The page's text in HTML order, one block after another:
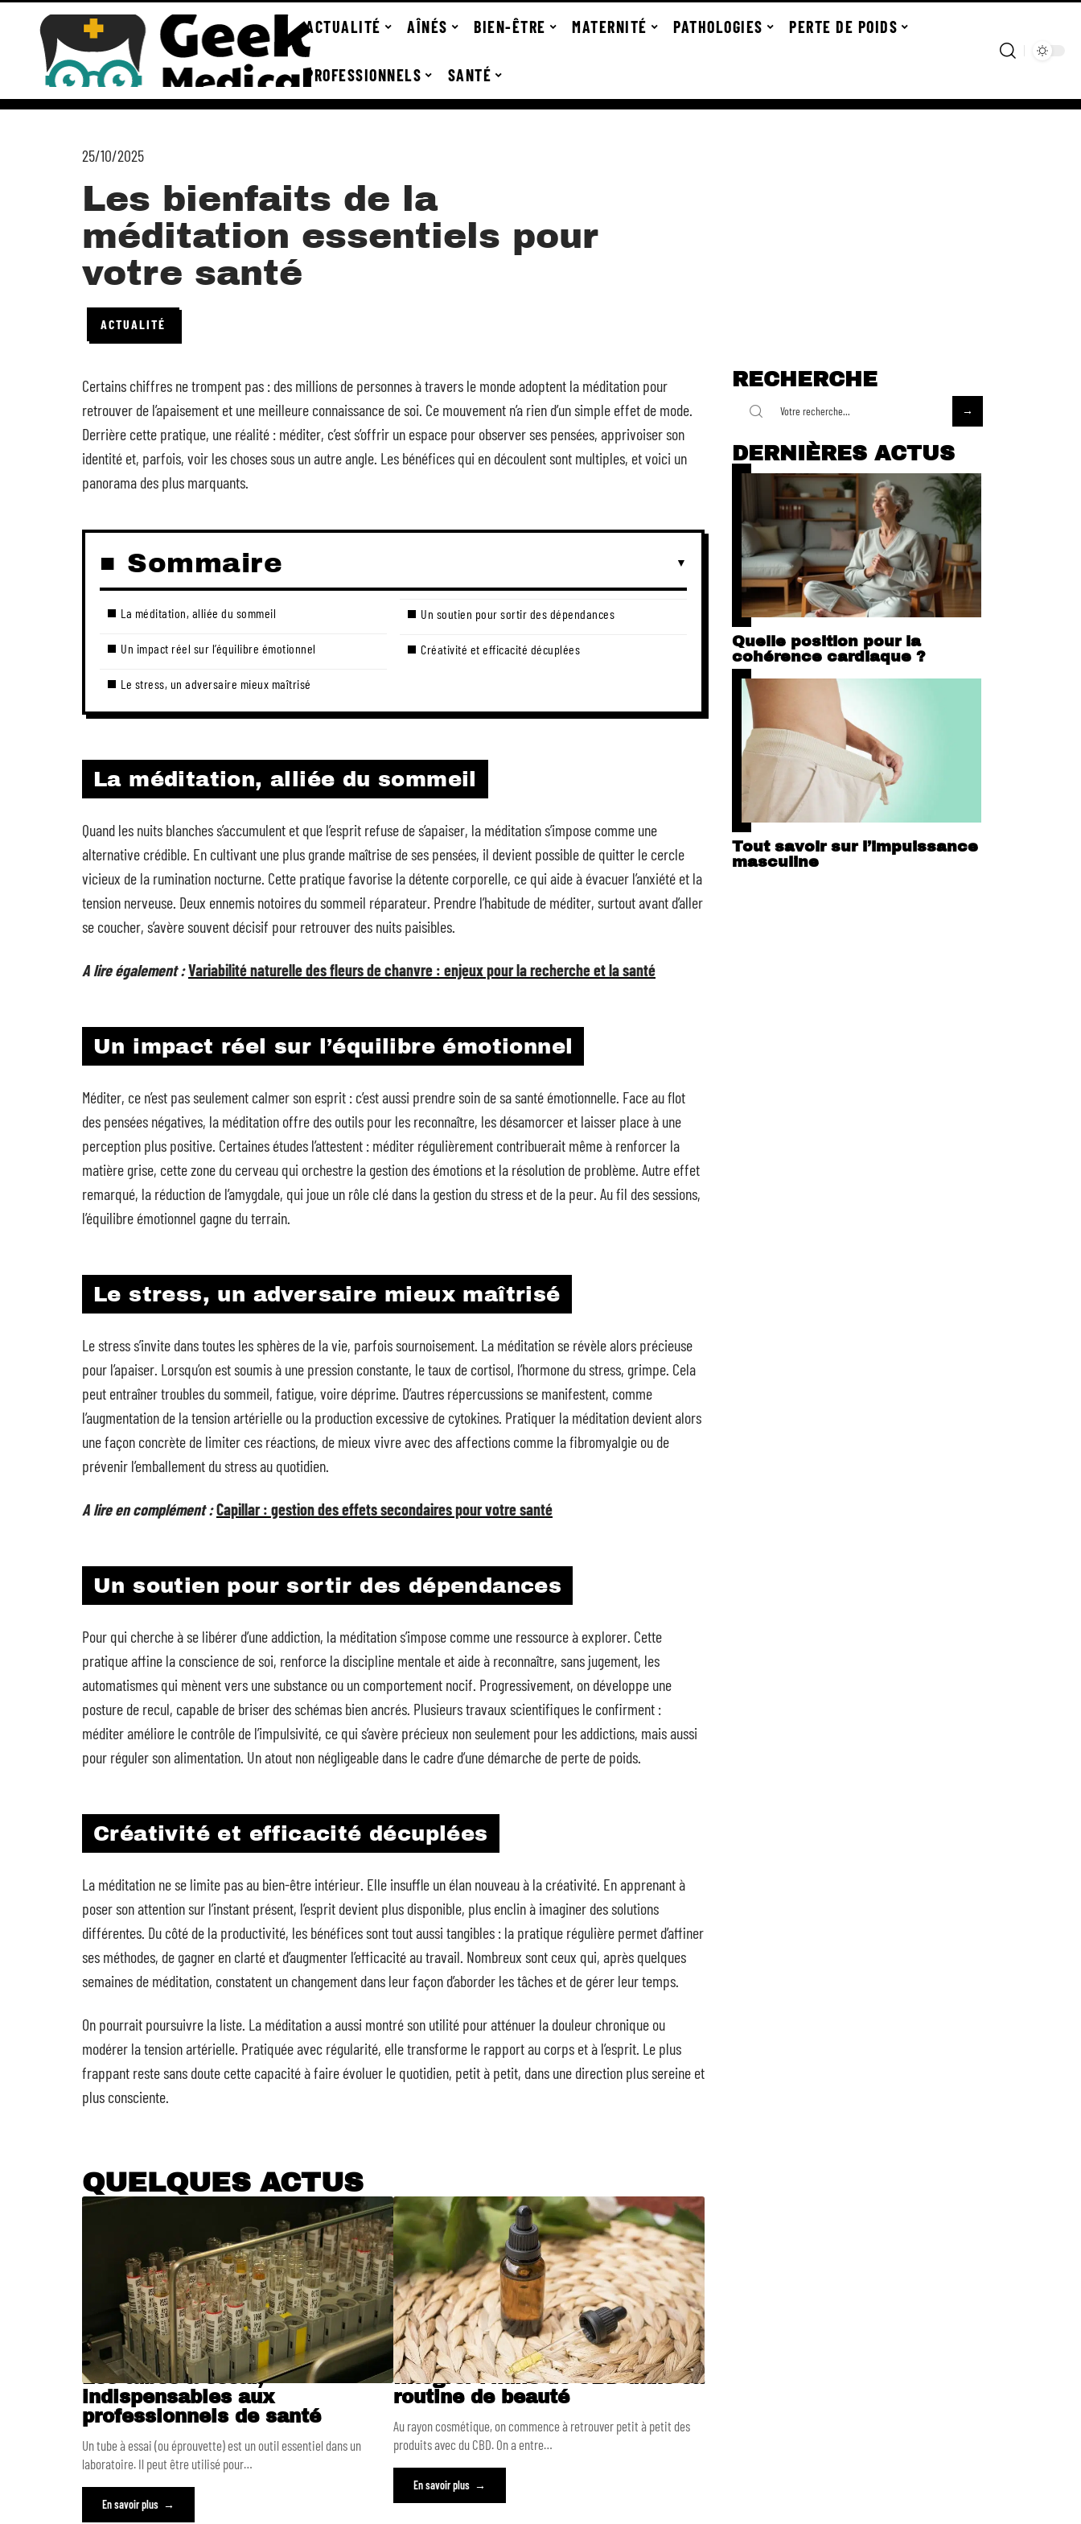
ACTUALITÉ AÎNÉS BIEN-ÊTRE MATERNITÉ PATHOLOGIES PERTE DE POIDS
PROFESSIONNELS SANTÉ
25/10/2025
Les bienfaits de la
méditation essentiels pour
votre santé
ACTUALITÉ
Certains chiffres ne trompent pas : des millions de personnes à travers le monde adoptent la méditation pour
retrouver de l’apaisement et une meilleure connaissance de soi. Ce mouvement n’a rien d’un simple effet de mode.
Derrière cette pratique, une réalité : méditer, c’est s’offrir un espace pour observer ses pensées, apprivoiser son
identité et, parfois, voir les choses sous un autre angle. Les bénéfices qui en découlent sont multiples, et voici un
panorama des plus marquants.
Sommaire
La méditation, alliée du sommeil
Un impact réel sur l’équilibre émotionnel
Le stress, un adversaire mieux maîtrisé
Un soutien pour sortir des dépendances
Créativité et efficacité décuplées
La méditation, alliée du sommeil
Quand les nuits blanches s’accumulent et que l’esprit refuse de s’apaiser, la méditation s’impose comme une
alternative crédible. En cultivant une plus grande maîtrise de ses pensées, il devient possible de quitter le cercle
vicieux de la rumination nocturne. Cette pratique favorise la détente corporelle, ce qui aide à évacuer l’anxiété et la
tension nerveuse. Deux ennemis notoires du sommeil réparateur. Prendre l’habitude de méditer, surtout avant d’aller
se coucher, s’avère souvent décisif pour retrouver des nuits paisibles.
A lire également :Variabilité naturelle des fleurs de chanvre : enjeux pour la recherche et la santé
Un impact réel sur l’équilibre émotionnel
Méditer, ce n’est pas seulement calmer son esprit : c’est aussi prendre soin de sa santé émotionnelle. Face au flot
des pensées négatives, la méditation offre des outils pour les reconnaître, les désamorcer et laisser place à une
perception plus positive. Certaines études l’attestent : méditer régulièrement contribuerait même à renforcer la
matière grise, cette zone du cerveau qui orchestre la gestion des émotions et la résolution de problème. Autre effet
remarqué, la réduction de l’amygdale, qui joue un rôle clé dans la gestion du stress et de la peur. Au fil des sessions,
l’équilibre émotionnel gagne du terrain.
Le stress, un adversaire mieux maîtrisé
Le stress s’invite dans toutes les sphères de la vie, parfois sournoisement. La méditation se révèle alors précieuse
pour l’apaiser. Lorsqu’on est soumis à une pression constante, le taux de cortisol, l’hormone du stress, grimpe. Cela
peut entraîner troubles du sommeil, fatigue, voire déprime. D’autres répercussions se manifestent, comme
l’augmentation de la tension artérielle ou la production excessive de cytokines. Pratiquer la méditation devient alors
une façon concrète de limiter ces réactions, de mieux vivre avec des affections comme la fibromyalgie ou de
prévenir l’emballement du stress au quotidien.
A lire en complément :Capillar : gestion des effets secondaires pour votre santé
Un soutien pour sortir des dépendances
Pour qui cherche à se libérer d’une addiction, la méditation s’impose comme une ressource à explorer. Cette
pratique affine la conscience de soi, renforce la discipline mentale et aide à reconnaître, sans jugement, les
automatismes qui mènent vers une substance ou un comportement nocif. Progressivement, on développe une
posture de recul, capable de briser des schémas bien ancrés. Plusieurs travaux scientifiques le confirment :
méditer améliore le contrôle de l’impulsivité, ce qui s’avère précieux non seulement pour les addictions, mais aussi
pour réguler son alimentation. Un atout non négligeable dans le cadre d’une démarche de perte de poids.
Créativité et efficacité décuplées
La méditation ne se limite pas au bien-être intérieur. Elle insuffle un élan nouveau à la créativité. En apprenant à
poser son attention sur l’instant présent, l’esprit devient plus disponible, plus enclin à imaginer des solutions
différentes. Du côté de la productivité, les bénéfices sont tout aussi tangibles : la pratique régulière permet d’affiner
ses méthodes, de gagner en clarté et d’augmenter l’efficacité au travail. Nombreux sont ceux qui, après quelques
semaines de méditation, constatent un changement dans leur façon d’aborder les tâches et de gérer leur temps.
On pourrait poursuivre la liste. La méditation a aussi montré son utilité pour atténuer la douleur chronique ou
modérer la tension artérielle. Pratiquée avec régularité, elle transforme le rapport au corps et à l’esprit. Le plus
frappant reste sans doute cette capacité à faire évoluer le quotidien, petit à petit, dans une direction plus sereine et
plus consciente.
QUELQUES ACTUS
Les tubes à essai,
indispensables aux
professionnels de santé
Un tube à essai (ou éprouvette) est un outil essentiel dans un
laboratoire. Il peut être utilisé pour…
En savoir plus
Intégrer l’huile de CBD dans sa
routine de beauté
Au rayon cosmétique, on commence à retrouver petit à petit des
produits avec du CBD. On a entre…
En savoir plus
RECHERCHE
DERNIÈRES ACTUS
Quelle position pour la
cohérence cardiaque ?
Tout savoir sur l’impuissance
masculine